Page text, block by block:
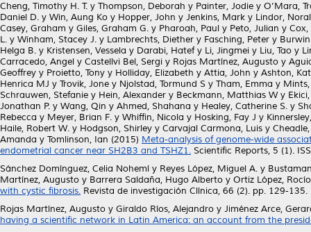
Cheng, Timothy H. T. y Thompson, Deborah y Painter, Jodie y O’Mara,
Daniel D. y Win, Aung Ko y Hopper, John y Jenkins, Mark y Lindor,
Casey, Graham y Giles, Graham G. y Pharoah, Paul y Peto, Julian y Cox,
L. y Winham, Stacey J. y Lambrechts, Diether y Fasching, Peter y
Helga B. y Kristensen, Vessela y Darabi, Hatefy Li, Jingmei y Liu, Tao y
Carracedo, Angel y Castellvi Bel, Sergi y Rojas Martínez, Augusto y
Geoffrey y Proietto, Tony y Holliday, Elizabeth y Attia, John y Ashton,
Henrica MJ y Trovik, Jone y Njolstad, Tormund S y Tham, Emma y
Schrauwen, Stefanie y Hein, Alexander y Beckmann, Matthias W y
Jonathan P. y Wang, Qin y Ahmed, Shahana y Healey, Catherine S. y
Rebecca y Meyer, Brian F. y Whiffin, Nicola y Hosking, Fay J y
Haile, Robert W. y Hodgson, Shirley y Carvajal Carmona, Luis y
Amanda y Tomlinson, Ian (2015) Meta-analysis of genome-wide
endometrial cancer near SH2B3 and TSHZ1. Scientific Reports, 5 (1).
Sánchez Domínguez, Celia Nohemí y Reyes López, Miguel A. y
Martínez, Augusto y Barrera Saldaña, Hugo Alberto y Ortiz López, Rocío
with cystic fibrosis. Revista de investigación Clínica, 66 (2). pp. 129-
Rojas Martínez, Augusto y Giraldo Ríos, Alejandro y Jiménez Arce,
having a scientific network in Latin America: an account from the